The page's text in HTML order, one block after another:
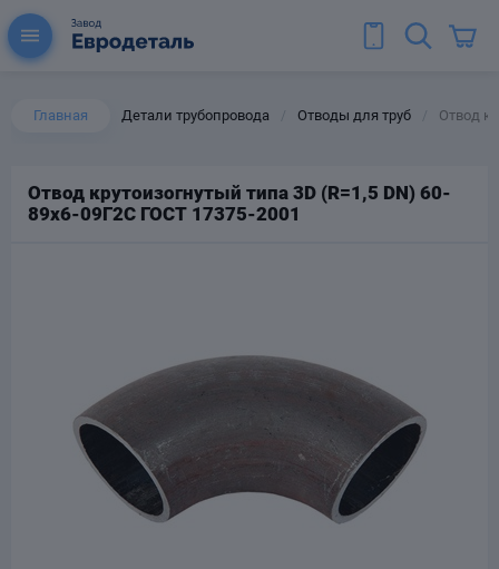
Главная Детали трубопровода Отводы для труб Отвод
Отвод крутоизогнутый типа 3D (R=1,5 DN) 60-
89х6-09Г2С ГОСТ 17375-2001
для труб